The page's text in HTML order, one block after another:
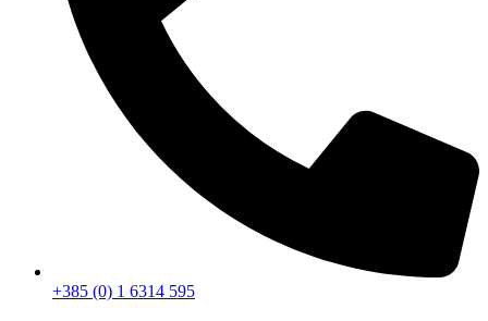
+385 (0) 1 6314 595